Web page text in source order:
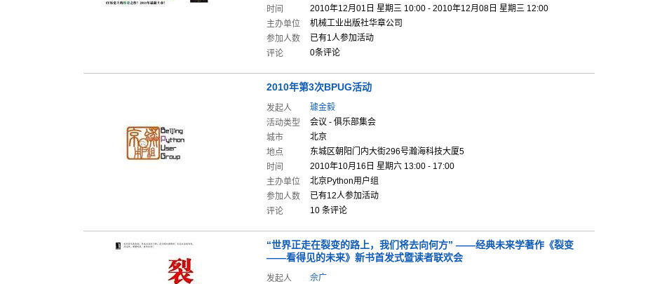
时间
2010年12月01日 星期三 10:00 - 2010年12月08日 星期三 12:00
主办单位
机械工业出版社华章公司
参加人数
已有1人参加活动
评论
0条评论
2010年第3次BPUG活动
发起人
璩金毅
活动类型
会议 - 俱乐部集会
城市
北京
地点
东城区朝阳门内大街296号瀚海科技大厦5
时间
2010年10月16日 星期六 13:00 - 17:00
主办单位
北京Python用户组
参加人数
已有12人参加活动
评论
10 条评论
“世界正走在裂变的路 上，我们将去向何方” ——经典未来学著作《裂变
——看得见的未来》新书首发式暨读者联欢会
发起人
佘广